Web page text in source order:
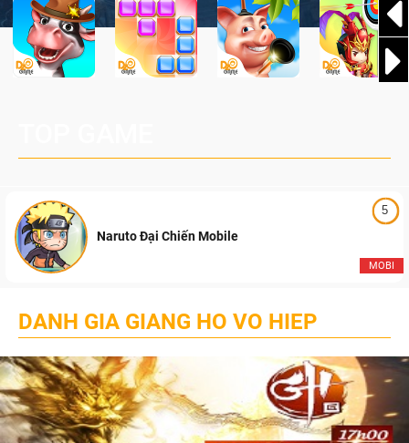
5
MOBI
Naruto Đại Chiến Mobile
DANH GIA GIANG HO VO HIEP